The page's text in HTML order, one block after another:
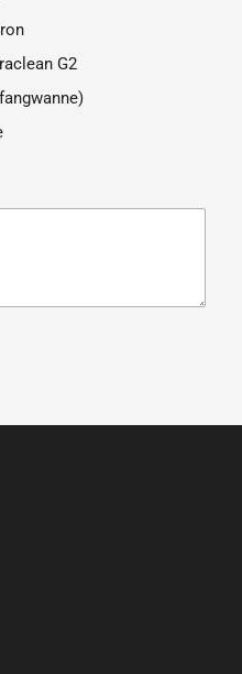
G2